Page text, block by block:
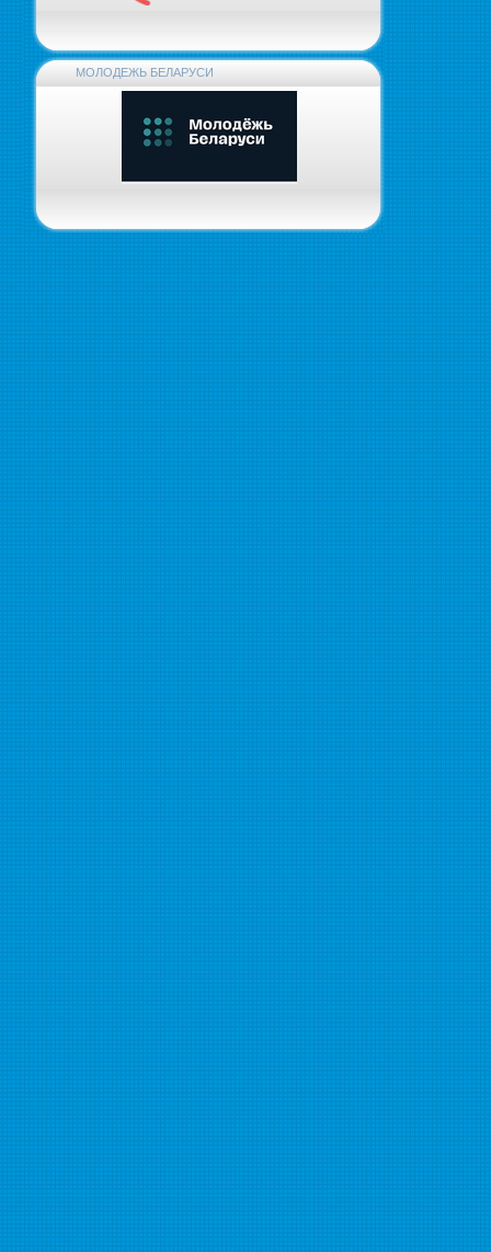
МОЛОДЕЖЬ БЕЛАРУСИ